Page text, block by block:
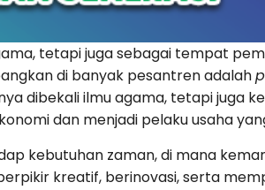
tetapi juga sebagai tempat
di banyak pesantren adalah
dibekali ilmu agama, tetapi juga
dan menjadi pelaku usaha
kebutuhan zaman, di mana
kreatif, berinovasi, serta